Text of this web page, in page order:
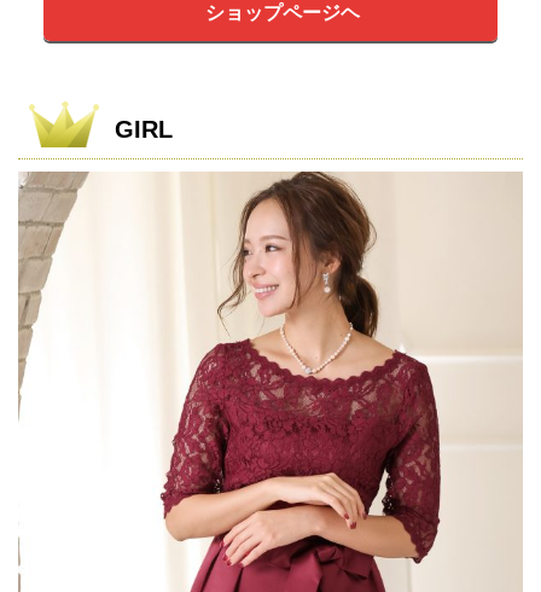
ショップページヘ
GIRL